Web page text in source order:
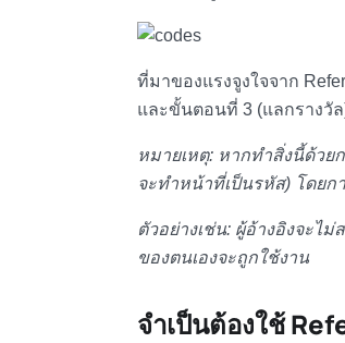
ที่มาของแรงจูงใจจาก
และขั้นตอนที่ 3 (แลกรางวั
หมายเหตุ: หากทำสิ่งนี้ด้ว
จะทำหน้าที่เป็นรหัส) โดยก
ตัวอย่างเช่น: ผู้อ้างอิงจะไ
ของตนเองจะถูกใช้งาน
จำเป็นต้องใช้